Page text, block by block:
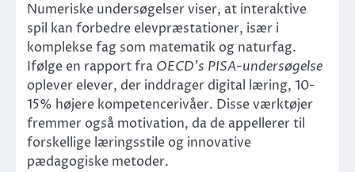
Numeriske undersøgelser viser, at interaktive
spil kan forbedre elevpræstationer, især i
komplekse fag som matematik og naturfag.
Ifølge en rapport fra OECD’s PISA-undersøgelse
oplever elever, der inddrager digital læring, 10-
15% højere kompetencerivåer. Disse værktøjer
fremmer også motivation, da de appellerer til
forskellige læringsstile og innovative
pædagogiske metoder.